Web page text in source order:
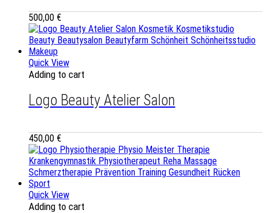
500,00 €
Quick View
Adding to cart
Logo Beauty Atelier Salon
450,00 €
Quick View
Adding to cart